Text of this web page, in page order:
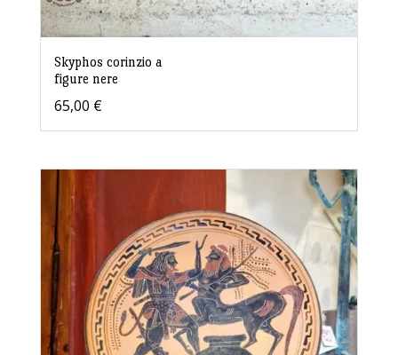
Skyphos corinzio a
figure nere
65,00 €